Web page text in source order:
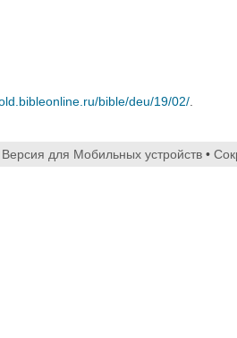
bible/deu/19/02/
Версия для Мобильных устройств •